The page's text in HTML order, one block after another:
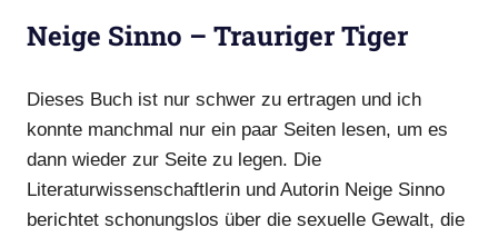
Hypnosystemische
Mediation,
Neige Sinno – Trauriger Tiger
Dieses Buch ist nur schwer zu ertragen und ich
konnte manchmal nur ein paar Seiten lesen, um es
dann wieder zur Seite zu legen. Die
Literaturwissenschaftlerin und Autorin Neige Sinno
berichtet schonungslos über die sexuelle Gewalt, die